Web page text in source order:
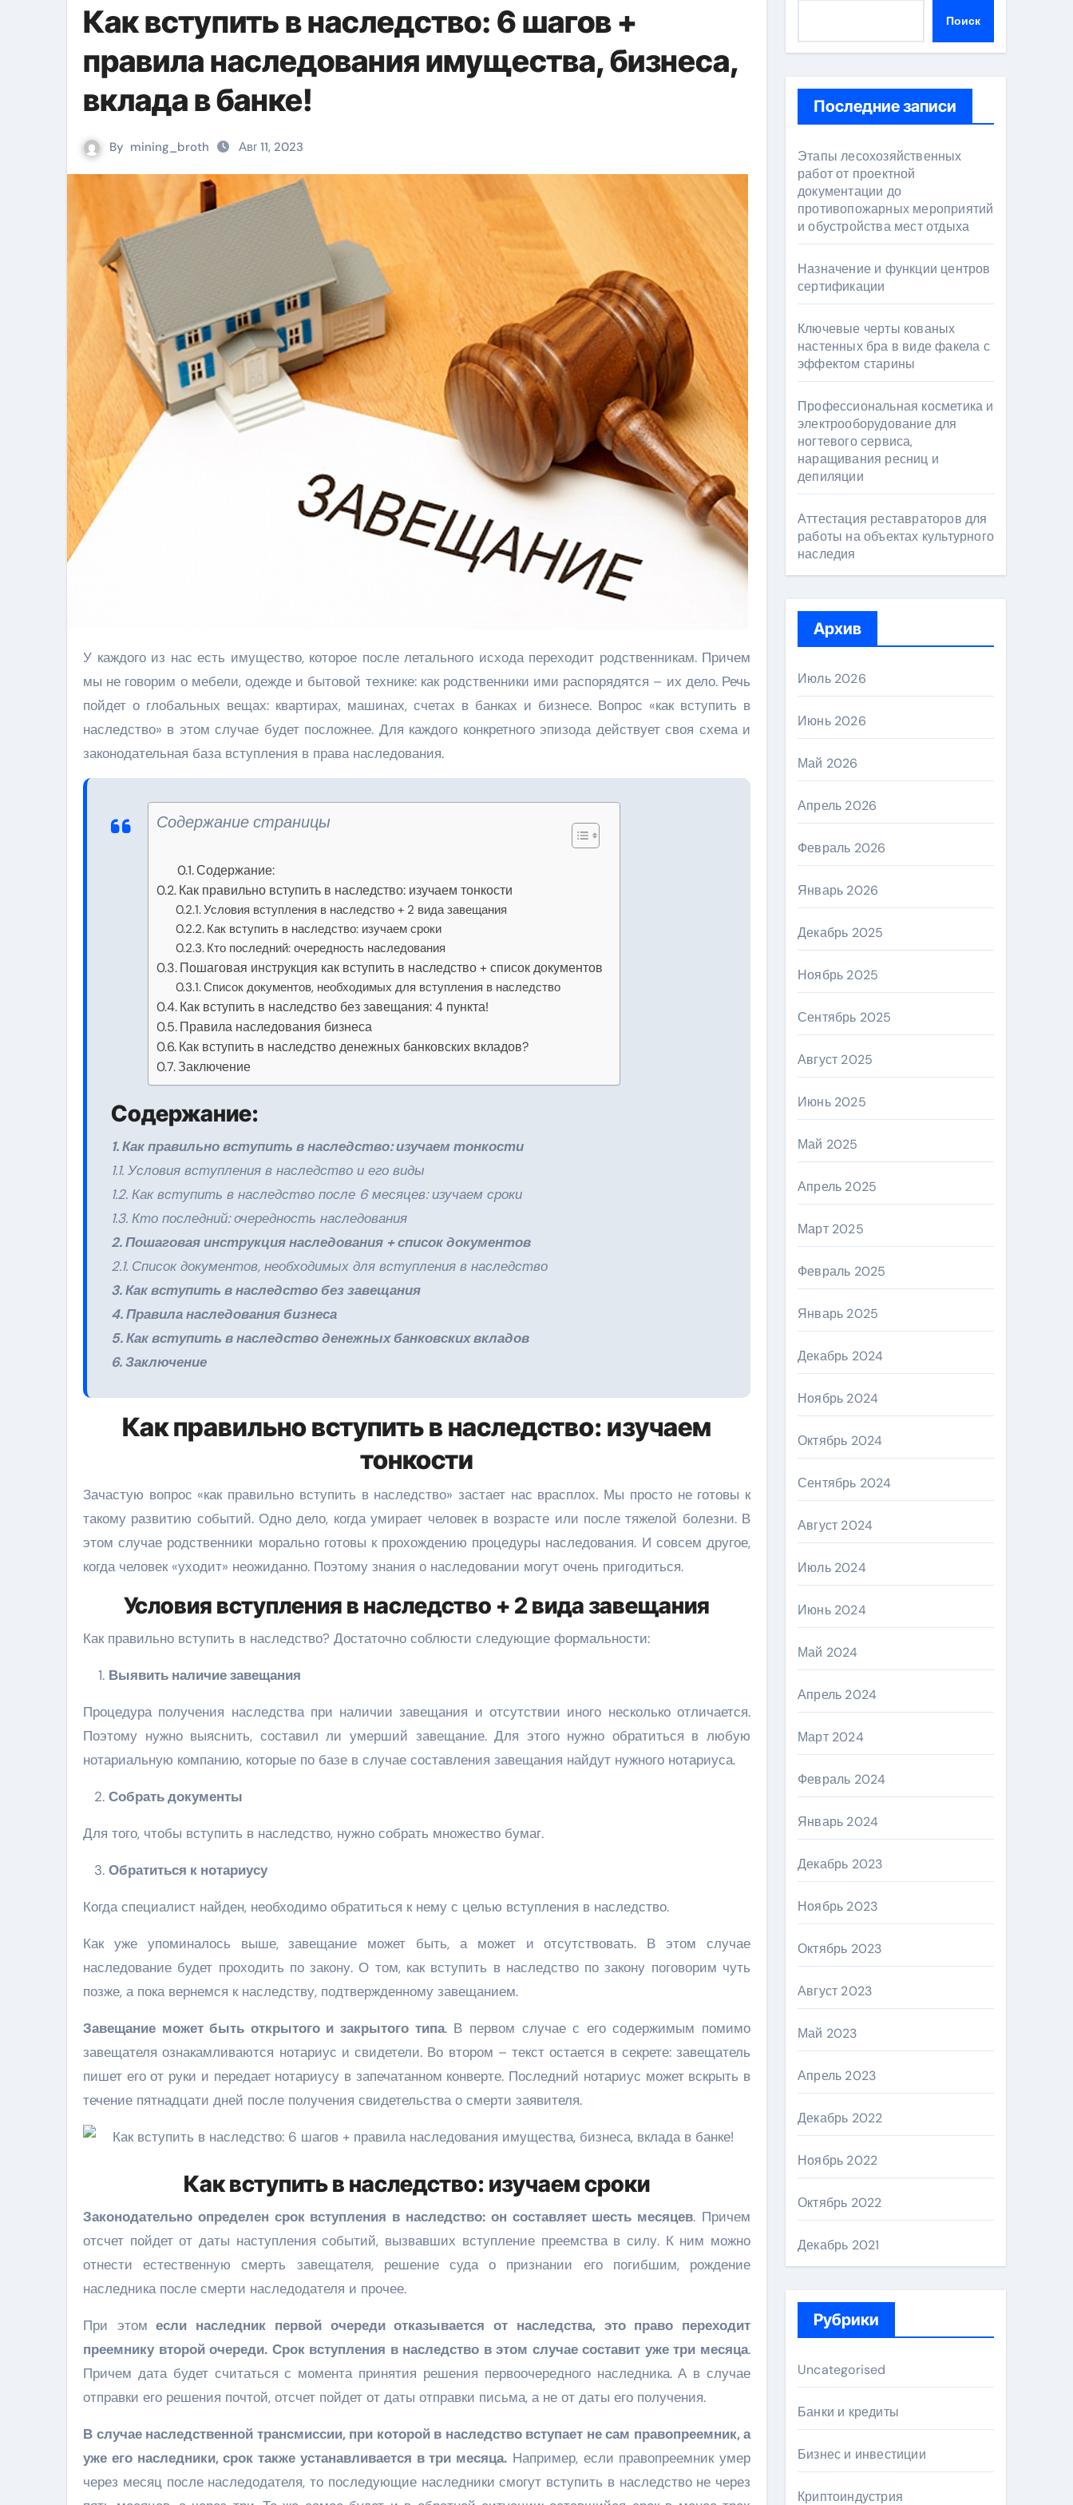
Как вступить в наследство: 6 шагов +
правила наследования имущества, бизнеса,
вклада в банке!
By mining_broth Авг 11, 2023
У каждого из нас есть имущество, которое после летального исхода переходит родственникам. Причем
мы не говорим о мебели, одежде и бытовой технике: как родственники ими распорядятся – их дело. Речь
пойдет о глобальных вещах: квартирах, машинах, счетах в банках и бизнесе. Вопрос «как вступить в
наследство» в этом случае будет посложнее. Для каждого конкретного эпизода действует своя схема и
законодательная база вступления в права наследования.
Содержание страницы
Содержание:
Как правильно вступить в наследство: изучаем тонкости
Условия вступления в наследство + 2 вида завещания
Как вступить в наследство: изучаем сроки
Кто последний: очередность наследования
Пошаговая инструкция как вступить в наследство + список документов
Список документов, необходимых для вступления в наследство
Как вступить в наследство без завещания: 4 пункта!
Правила наследования бизнеса
Как вступить в наследство денежных банковских вкладов?
Заключение
Содержание:
1. Как правильно вступить в наследство: изучаем тонкости
1.1. Условия вступления в наследство и его виды
1.2. Как вступить в наследство после 6 месяцев: изучаем сроки
1.3. Кто последний: очередность наследования
2. Пошаговая инструкция наследования + список документов
2.1. Список документов, необходимых для вступления в наследство
3. Как вступить в наследство без завещания
4. Правила наследования бизнеса
5. Как вступить в наследство денежных банковских вкладов
6. Заключение
Как правильно вступить в наследство: изучаем
тонкости
Зачастую вопрос «как правильно вступить в наследство» застает нас врасплох. Мы просто не готовы к
такому развитию событий. Одно дело, когда умирает человек в возрасте или после тяжелой болезни. В
этом случае родственники морально готовы к прохождению процедуры наследования. И совсем другое,
когда человек «уходит» неожиданно. Поэтому знания о наследовании могут очень пригодиться.
Условия вступления в наследство + 2 вида завещания
Как правильно вступить в наследство? Достаточно соблюсти следующие формальности:
Выявить наличие завещания
Процедура получения наследства при наличии завещания и отсутствии иного несколько отличается.
Поэтому нужно выяснить, составил ли умерший завещание. Для этого нужно обратиться в любую
нотариальную компанию, которые по базе в случае составления завещания найдут нужного нотариуса.
Собрать документы
Для того, чтобы вступить в наследство, нужно собрать множество бумаг.
Обратиться к нотариусу
Когда специалист найден, необходимо обратиться к нему с целью вступления в наследство.
Как уже упоминалось выше, завещание может быть, а может и отсутствовать. В этом случае
наследование будет проходить по закону. О том, как вступить в наследство по закону поговорим чуть
позже, а пока вернемся к наследству, подтвержденному завещанием.
Завещание может быть открытого и закрытого типа. В первом случае с его содержимым помимо
завещателя ознакамливаются нотариус и свидетели. Во втором – текст остается в секрете: завещатель
пишет его от руки и передает нотариусу в запечатанном конверте. Последний нотариус может вскрыть в
течение пятнадцати дней после получения свидетельства о смерти заявителя.
Как вступить в наследство: изучаем сроки
Законодательно определен срок вступления в наследство: он составляет шесть месяцев. Причем
отсчет пойдет от даты наступления событий, вызвавших вступление преемства в силу. К ним можно
отнести естественную смерть завещателя, решение суда о признании его погибшим, рождение
наследника после смерти наследодателя и прочее.
При этом если наследник первой очереди отказывается от наследства, это право переходит
преемнику второй очереди. Срок вступления в наследство в этом случае составит уже три месяца.
Причем дата будет считаться с момента принятия решения первоочередного наследника. А в случае
отправки его решения почтой, отсчет пойдет от даты отправки письма, а не от даты его получения.
В случае наследственной трансмиссии, при которой в наследство вступает не сам правопреемник, а
уже его наследники, срок также устанавливается в три месяца. Например, если правопреемник умер
через месяц после наследодателя, то последующие наследники смогут вступить в наследство не через
Поиск
Последние записи
Этапы лесохозяйственных
работ от проектной
документации до
противопожарных мероприятий
и обустройства мест отдыха
Назначение и функции центров
сертификации
Ключевые черты кованых
настенных бра в виде факела с
эффектом старины
Профессиональная косметика и
электрооборудование для
ногтевого сервиса,
наращивания ресниц и
депиляции
Аттестация реставраторов для
работы на объектах культурного
наследия
Архив
Июль 2026
Июнь 2026
Май 2026
Апрель 2026
Февраль 2026
Январь 2026
Декабрь 2025
Ноябрь 2025
Сентябрь 2025
Август 2025
Июнь 2025
Май 2025
Апрель 2025
Март 2025
Февраль 2025
Январь 2025
Декабрь 2024
Ноябрь 2024
Октябрь 2024
Сентябрь 2024
Август 2024
Июль 2024
Июнь 2024
Май 2024
Апрель 2024
Март 2024
Февраль 2024
Январь 2024
Декабрь 2023
Ноябрь 2023
Октябрь 2023
Август 2023
Май 2023
Апрель 2023
Декабрь 2022
Ноябрь 2022
Октябрь 2022
Декабрь 2021
Рубрики
Uncategorised
Банки и кредиты
Бизнес и инвестиции
Криптоиндустрия